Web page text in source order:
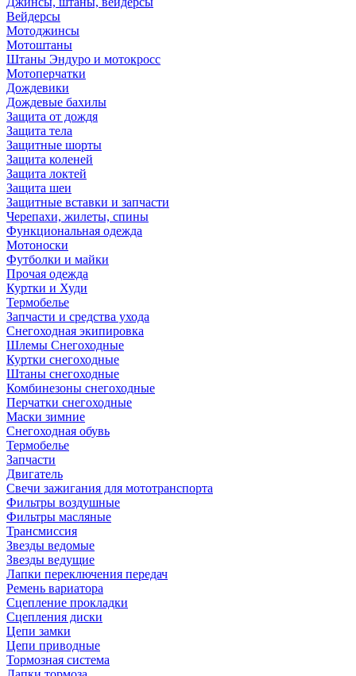
Вейдерсы
Мотоджинсы
Мотоштаны
Штаны Эндуро и мотокросс
Мотоперчатки
Дождевики
Дождевые бахилы
Защита от дождя
Защита тела
Защитные шорты
Защита коленей
Защита локтей
Защита шеи
Защитные вставки и запчасти
Черепахи, жилеты, спины
Функциональная одежда
Мотоноски
Футболки и майки
Прочая одежда
Куртки и Худи
Термобелье
Запчасти и средства ухода
Снегоходная экипировка
Шлемы Снегоходные
Куртки снегоходные
Штаны снегоходные
Комбинезоны снегоходные
Перчатки снегоходные
Маски зимние
Снегоходная обувь
Термобелье
Запчасти
Двигатель
Свечи зажигания для мототранспорта
Фильтры воздушные
Фильтры масляные
Трансмиссия
Звезды ведомые
Звезды ведущие
Лапки переключения передач
Ремень вариатора
Сцепление прокладки
Сцепления диски
Цепи замки
Цепи приводные
Тормозная система